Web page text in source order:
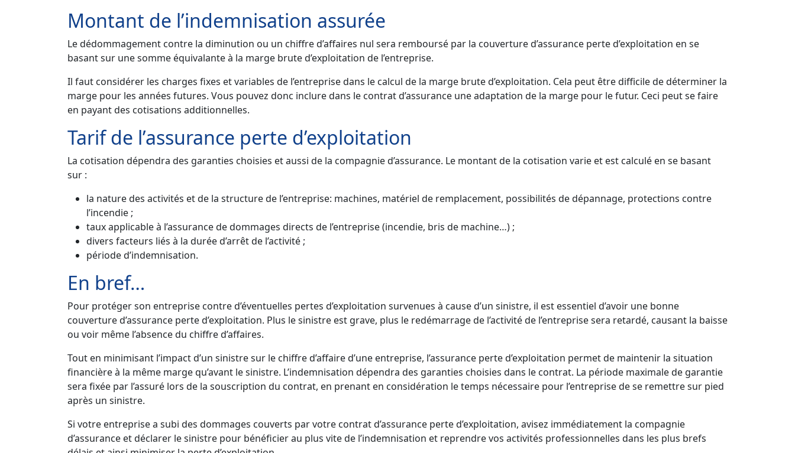
Montant de l’indemnisation assurée
Le dédommagement contre la diminution ou un chiffre d’affaires nul sera remboursé par la couverture d’assurance perte d’exploitation en se
basant sur une somme équivalante à la marge brute d’exploitation de l’entreprise.
Il faut considérer les charges fixes et variables de l’entreprise dans le calcul de la marge brute d’exploitation. Cela peut être difficile de déterminer la
marge pour les années futures. Vous pouvez donc inclure dans le contrat d’assurance une adaptation de la marge pour le futur. Ceci peut se faire
en payant des cotisations additionnelles.
Tarif de l’assurance perte d’exploitation
La cotisation dépendra des garanties choisies et aussi de la compagnie d’assurance. Le montant de la cotisation varie et est calculé en se basant
sur :
la nature des activités et de la structure de l’entreprise: machines, matériel de remplacement, possibilités de dépannage, protections contre
l’incendie ;
taux applicable à l’assurance de dommages directs de l’entreprise (incendie, bris de machine…) ;
divers facteurs liés à la durée d’arrêt de l’activité ;
période d’indemnisation.
En bref…
Pour protéger son entreprise contre d’éventuelles pertes d’exploitation survenues à cause d’un sinistre, il est essentiel d’avoir une bonne
couverture d’assurance perte d’exploitation. Plus le sinistre est grave, plus le redémarrage de l’activité de l’entreprise sera retardé, causant la baisse
ou voir même l’absence du chiffre d’affaires.
Tout en minimisant l’impact d’un sinistre sur le chiffre d’affaire d’une entreprise, l’assurance perte d’exploitation permet de maintenir la situation
financière à la même marge qu’avant le sinistre. L’indemnisation dépendra des garanties choisies dans le contrat. La période maximale de garantie
sera fixée par l’assuré lors de la souscription du contrat, en prenant en considération le temps nécessaire pour l’entreprise de se remettre sur pied
après un sinistre.
Si votre entreprise a subi des dommages couverts par votre contrat d’assurance perte d’exploitation, avisez immédiatement la compagnie
d’assurance et déclarer le sinistre pour bénéficier au plus vite de l’indemnisation et reprendre vos activités professionnelles dans les plus brefs